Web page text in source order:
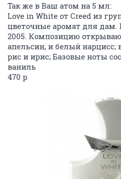
Так же в Ваш атом на 5 мл:
Love in White от Creed из
цветочные аромат для дам.
2005. Композицию
апельсин, и белый нарцисс;
рис и ирис; Базовые ноты
ваниль
470 р